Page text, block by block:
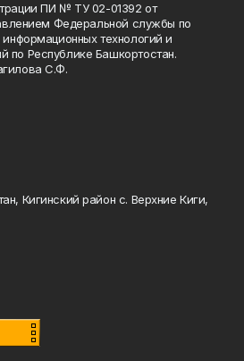
ПИ № ТУ 02-01392 от
Федеральной службы по
технологий и
по Республике Башкортостан.
С.Ф.
Кигинский район с. Верхние Киги,